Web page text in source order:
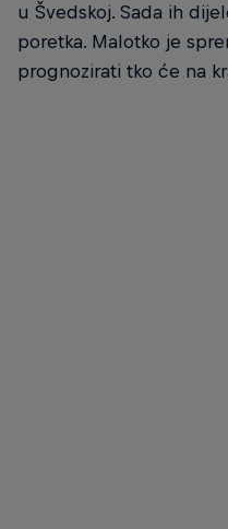
u Švedskoj. Sada ih
poretka. Malotko je
prognozirati tko će na